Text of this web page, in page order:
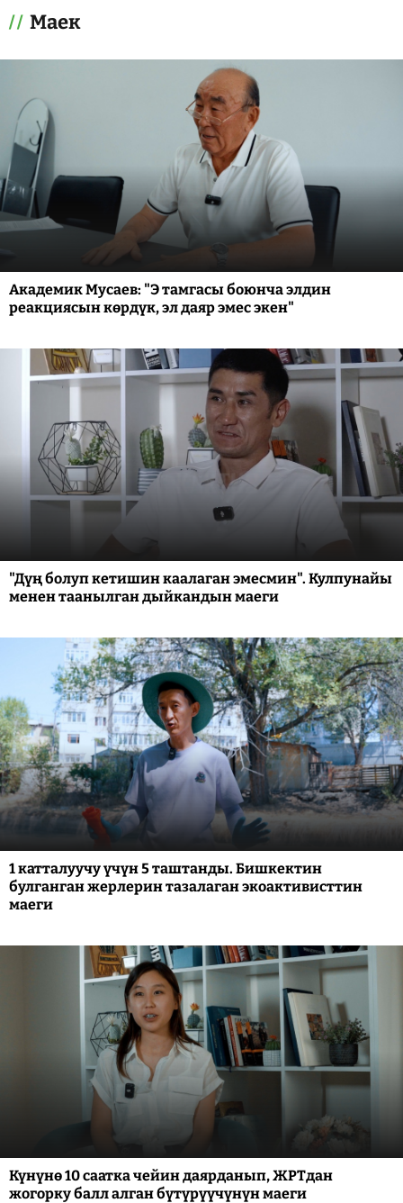
Маек
Академик Мусаев: "Э тамгасы боюнча элдин
реакциясын көрдүк, эл даяр эмес экен"
"Дүң болуп кетишин каалаган эмесмин". Кулпунайы
менен таанылган дыйкандын маеги
1 катталуучу үчүн 5 таштанды. Бишкектин
булганган жерлерин тазалаган экоактивисттин
маеги
Күнүнө 10 саатка чейин даярданып, ЖРТдан
жогорку балл алган бүтүрүүчүнүн маеги